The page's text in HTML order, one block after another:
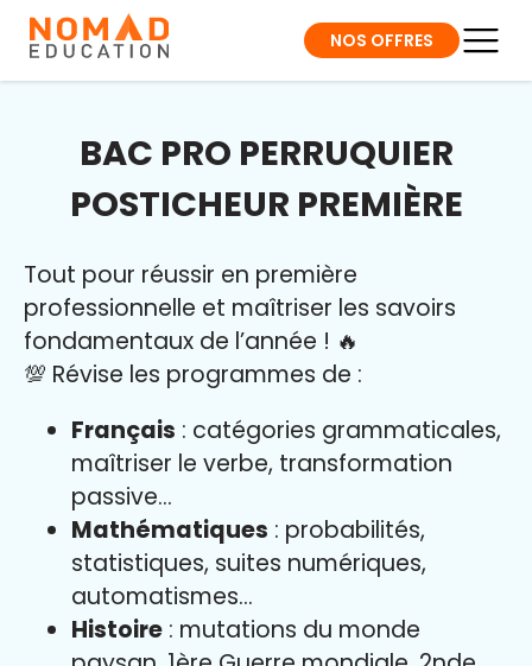
NOS OFFRES
BAC PRO PERRUQUIER
POSTICHEUR PREMIÈRE
Tout pour réussir en première
professionnelle et maîtriser les savoirs
fondamentaux de l’année ! 🔥
💯 Révise les programmes de :
Français : catégories grammaticales,
maîtriser le verbe, transformation
passive…
Mathématiques : probabilités,
statistiques, suites numériques,
automatismes…
Histoire : mutations du monde